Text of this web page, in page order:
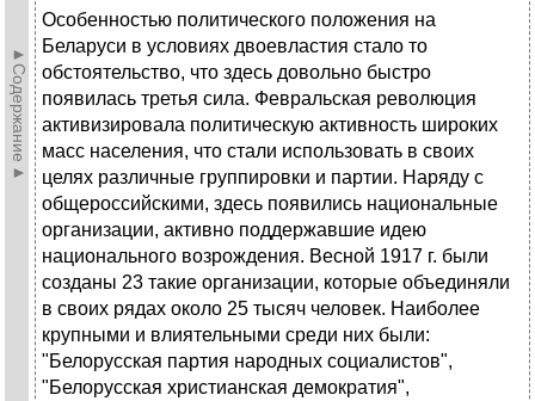
►Содержание►
Особенностью политического положения на
Беларуси в условиях двое­властия стало то
обстоятельство, что здесь довольно быстро
появилась третья сила. Февральская революция
активизировала политическую активность ши­роких
масс населения, что стали использовать в своих
целях различные груп­пировки и партии. Наряду с
общероссийскими, здесь появились национальные
организации, активно поддержавшие идею
национального возрождения. Вес­ной 1917 г. были
созданы 23 такие организации, которые объединяли
в своих рядах около 25 тысяч человек. Наиболее
крупными и влиятельными среди них были:
"Белорусская партия народных социалистов",
"Белорусская христиан­ская демократия",